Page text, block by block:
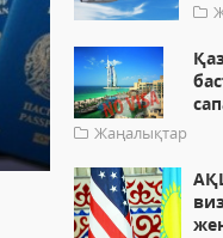
Жаңалықтар